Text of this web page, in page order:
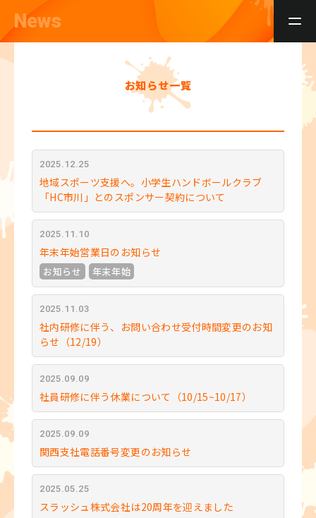
News
お知らせ一覧
2025.12.25
地域スポーツ支援へ。小学生ハンドボールクラブ
「HC市川」とのスポンサー契約について
2025.11.10
年末年始営業日のお知らせ
お知らせ 年末年始
2025.11.03
社内研修に伴う、お問い合わせ受付時間変更のお知
らせ（12/19）
2025.09.09
社員研修に伴う休業について（10/15~10/17）
2025.09.09
関西支社電話番号変更のお知らせ
2025.05.25
スラッシュ株式会社は20周年を迎えました